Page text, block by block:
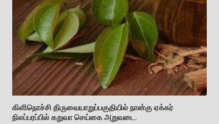
கிளிநொச்சி திருவையாறுப்பகுதியில் நான்கு ஏக்கர்
நிலப்பரப்பில் கறுவா செய்கை அறுவடை.